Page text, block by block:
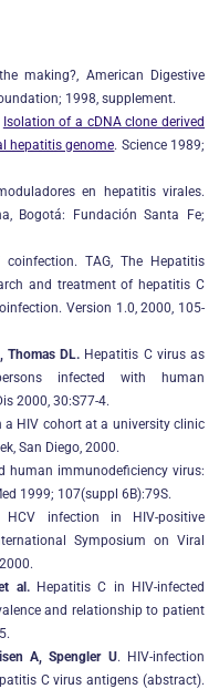
making?, American Digestive
1998, supplement.
Isolation of a cDNA clone derived
hepatitis genome. Science 1989;
en hepatitis virales.
Bogotá: Fundación Santa Fe;
TAG, The Hepatitis
and treatment of hepatitis C
Version 1.0, 2000, 105-
Thomas DL. Hepatitis C virus as
infected with human
2000, 30:S77-4.
a HIV cohort at a university clinic
San Diego, 2000.
human immunodeficiency virus:
1999; 107(suppl 6B):79S.
infection in HIV-positive
Symposium on Viral
al.Hepatitis C in HIV-infected
and relationship to patient
A, Spengler U. HIV-infection
C virus antigens (abstract).